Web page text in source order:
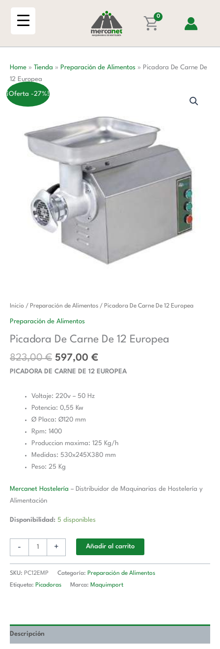
0
Home » Tienda » Preparación de Alimentos » Picadora De Carne De
12 Europea
¡Oferta -27%!
Inicio / Preparación de Alimentos / Picadora De Carne De 12 Europea
Preparación de Alimentos
Picadora De Carne De 12 Europea
823,00€
El
precio
era:
823,00 €.
597,00 €
El
es:
597,00 €.
PICADORA DE CARNE DE 12 EUROPEA
Voltaje: 220v – 50 Hz
Potencia: 0,55 Kw
Ø Placa: Ø120 mm
Rpm: 1400
Produccion maxima: 125 Kg/h
Medidas: 530x245X380 mm
Peso: 25 Kg
Mercanet Hostelería – Distribuidor de Maquinarias de Hostelería y
Alimentación
Disponibilidad: 5 disponibles
-
Picadora
De
De
12
Europea
+ Añadir al carrito
SKU: PC12EMP Categoría: Preparación de Alimentos
Etiqueta: Picadoras Marca: Maquimport
Descripción
Europea
cantidad